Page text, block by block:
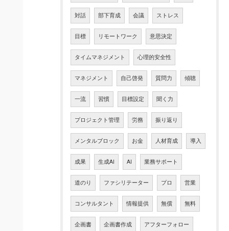
対話 部下育成 会議 ストレス
目標 リモートワーク 意思決定
タイムマネジメント 心理的安全性
マネジメント 自己啓発 質問力 傾聴
一流 習慣 目標設定 聞く力
プロジェクト管理 労務 振り返り
メンタルブロック お金 人材育成 導入
成果 生成AI AI 業務サポート
道のり ファシリテーター プロ 営業
コンサルタント 情報提供 無償 無料
企画書 企画書作成 アフターフォロー